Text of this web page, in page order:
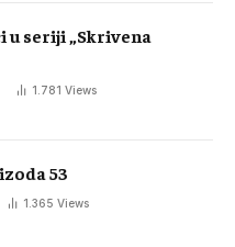
u seriji „Skrivena
1.781 Views
53
1.365 Views